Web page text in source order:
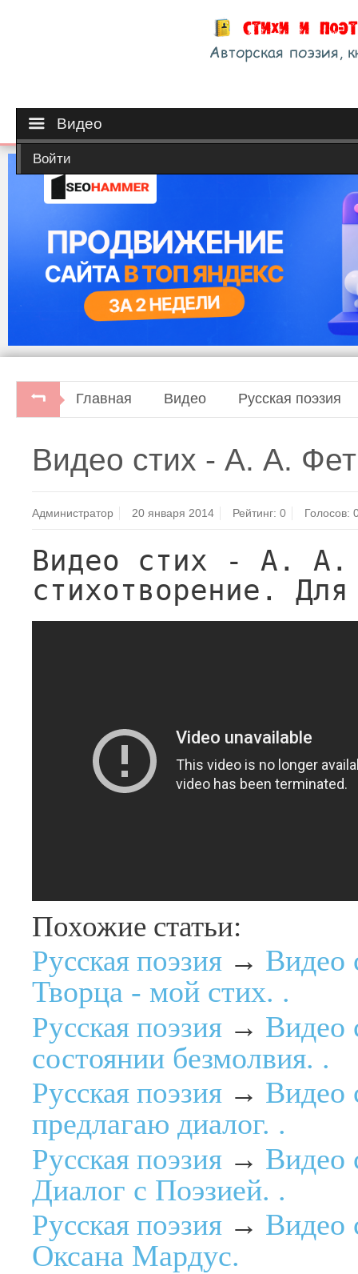
Видео
Войти
Главная Видео Русская поэзия
Видео стих - А. А.
Администратор 20 января 2014 Рейтинг:0 Голосов:
Видео стих - А.
стихотворение.
Похожие статьи:
Русская поэзия → Видео
Творца - мой стих. .
Русская поэзия → Видео
состоянии безмолвия. .
Русская поэзия → Видео
предлагаю диалог. .
Русская поэзия → Видео
Диалог с Поэзией. .
Русская поэзия → Видео
Оксана Мардус.